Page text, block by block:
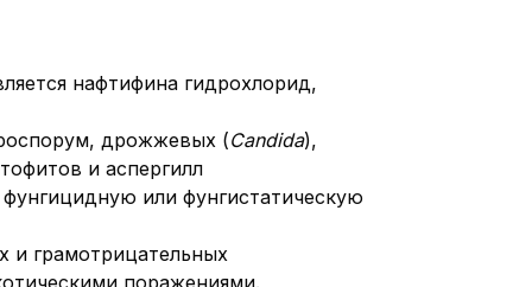
нафтифина гидрохлорид,
дрожжевых (Candida),
и аспергилл
или фунгистатическую
и грамотрицательных
поражениями.